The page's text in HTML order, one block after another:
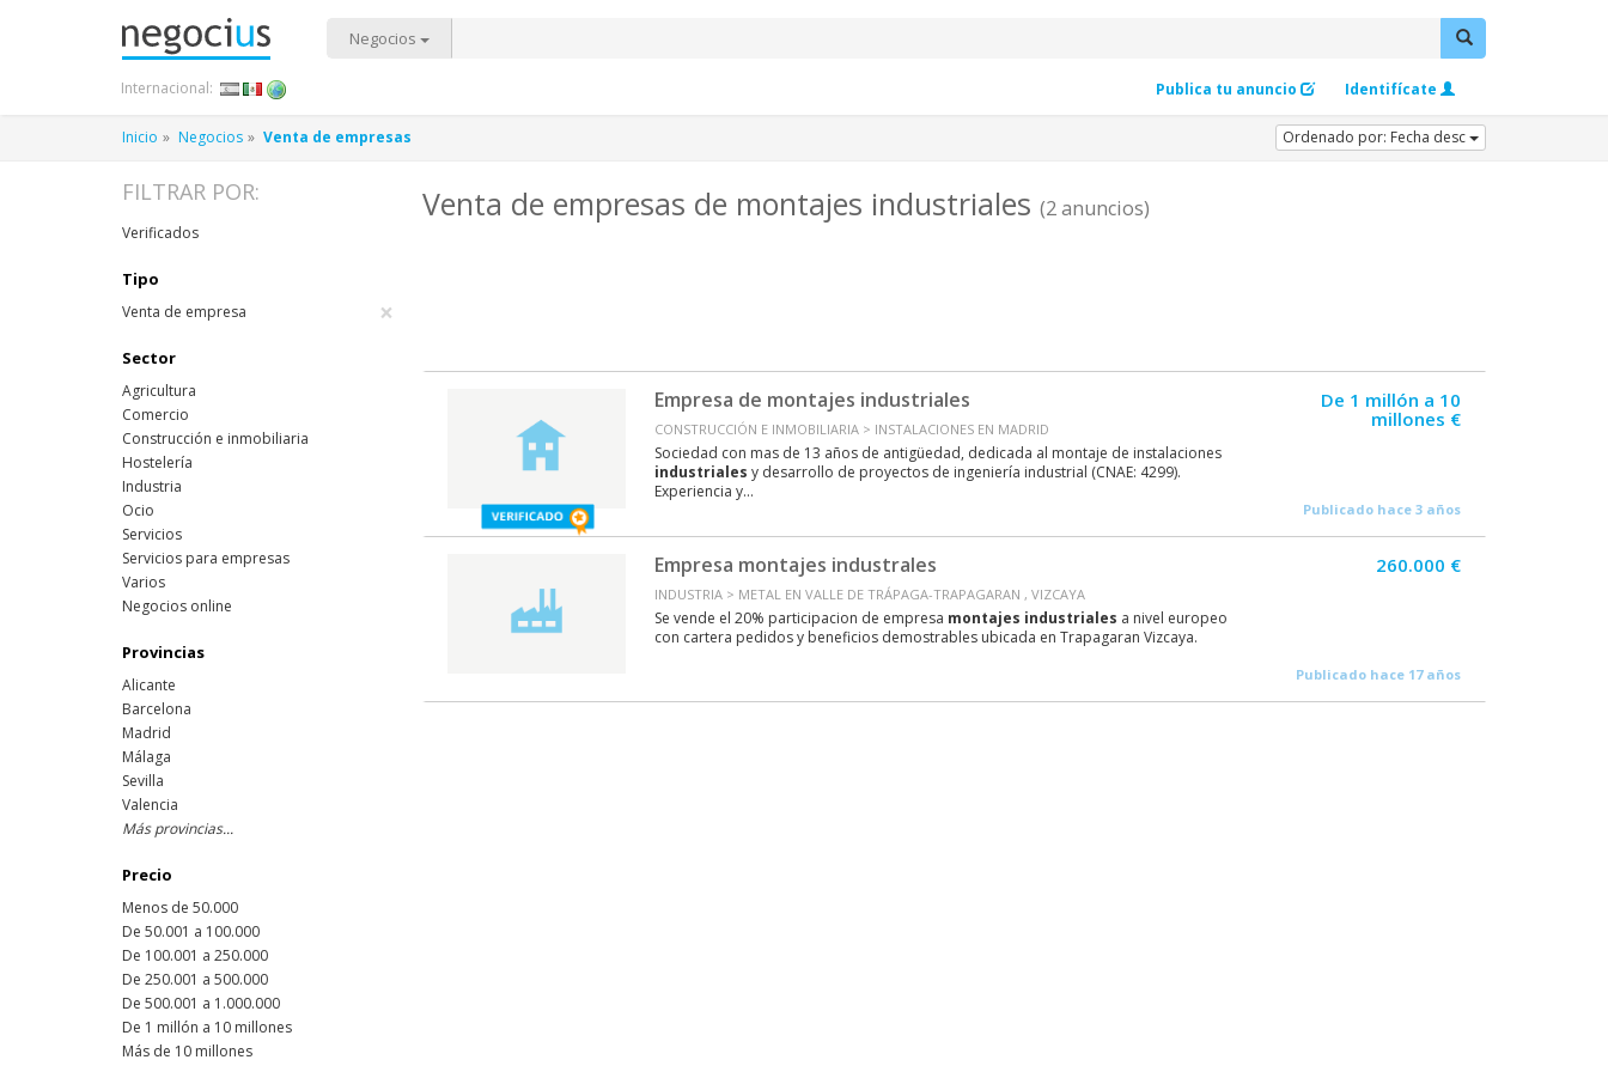
Negocios
Publica tu anuncio Identifícate
Internacional:
Inicio Negocios Venta de empresas Ordenado por: Fecha desc
Venta de empresas de montajes industriales (2 anuncios)
Empresa de montajes industriales
CONSTRUCCIÓN E INMOBILIARIA > INSTALACIONES EN MADRID
Sociedad con mas de 13 años de antigüedad, dedicada al montaje de instalaciones
industriales y desarrollo de proyectos de ingeniería industrial (CNAE: 4299).
Experiencia y...
De 1 millón a 10
millones €
Publicado hace 3 años
Empresa montajes industrales
INDUSTRIA > METAL EN VALLE DE TRÁPAGA-TRAPAGARAN , VIZCAYA
Se vende el 20% participacion de empresa montajes industriales a nivel europeo
con cartera pedidos y beneficios demostrables ubicada en Trapagaran Vizcaya.
260.000 €
Publicado hace 17 años
FILTRAR POR:
Verificados
Tipo
Venta de empresa ×
Sector
Agricultura
Comercio
Construcción e inmobiliaria
Hostelería
Industria
Ocio
Servicios
Servicios para empresas
Varios
Negocios online
Provincias
Alicante
Barcelona
Madrid
Málaga
Sevilla
Valencia
Más provincias...
Precio
Menos de 50.000
De 50.001 a 100.000
De 100.001 a 250.000
De 250.001 a 500.000
De 500.001 a 1.000.000
De 1 millón a 10 millones
Más de 10 millones